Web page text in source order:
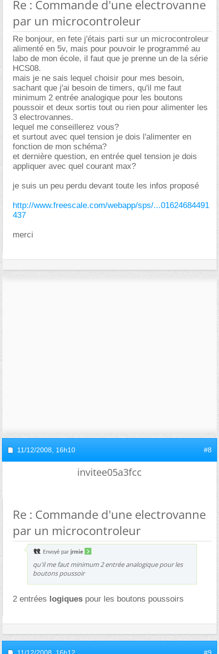
Re : Commande d'une electrovanne
par un microcontroleur
Re bonjour, en fete j'étais parti sur un microcontroleur
alimenté en 5v, mais pour pouvoir le programmé au
labo de mon école, il faut que je prenne un de la série
HCS08.
mais je ne sais lequel choisir pour mes besoin,
sachant que j'ai besoin de timers, qu'il me faut
minimum 2 entrée analogique pour les boutons
poussoir et deux sortis tout ou rien pour alimenter les
3 electrovannes.
lequel me conseillerez vous?
et surtout avec quel tension je dois l'alimenter en
fonction de mon schéma?
et dernière question, en entrée quel tension je dois
appliquer avec quel courant max?
je suis un peu perdu devant toute les infos proposé
http://www.freescale.com/webapp/sps/...01624684491
437
merci
11/12/2008, 16h10 #8
invitee05a3fcc
Re : Commande d'une electrovanne
par un microcontroleur
Envoyé par jrmie
qu'il me faut minimum 2 entrée analogique pour les
boutons poussoir
2 entrées logiques pour les boutons poussoirs